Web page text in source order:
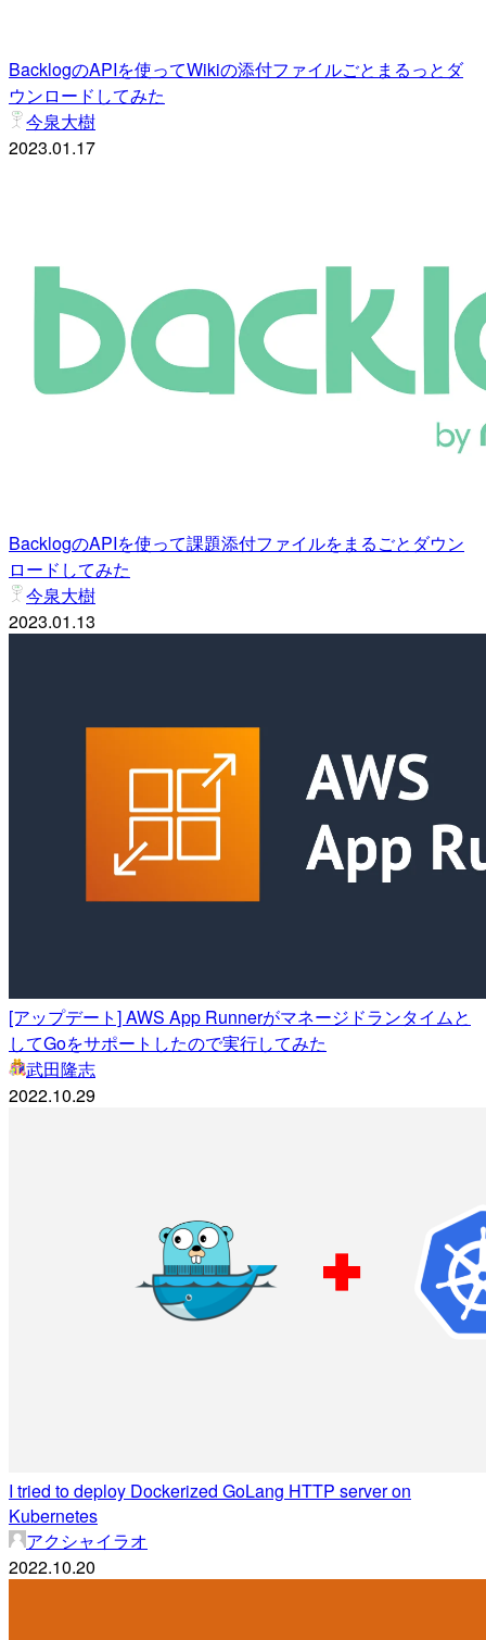
BacklogのAPIを使ってWikiの添付ファイルごとまるっとダ
ウンロードしてみた
今泉大樹
2023.01.17
BacklogのAPIを使って課題添付ファイルをまるごとダウン
ロードしてみた
今泉大樹
2023.01.13
[アップデート] AWS App Runnerがマネージドランタイムと
してGoをサポートしたので実行してみた
武田隆志
2022.10.29
I tried to deploy Dockerized GoLang HTTP server on
Kubernetes
アクシャイラオ
2022.10.20